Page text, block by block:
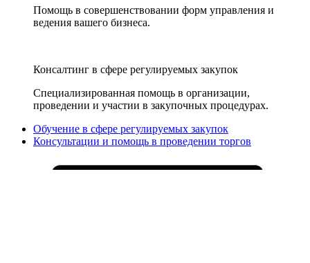
Помощь в совершенствовании форм управления и
ведения вашего бизнеса.
Консалтинг в сфере регулируемых закупок
Специализированная помощь в организации,
проведении и участии в закупочных процедурах.
Обучение в сфере регулируемых закупок
Консультации и помощь в проведении торгов